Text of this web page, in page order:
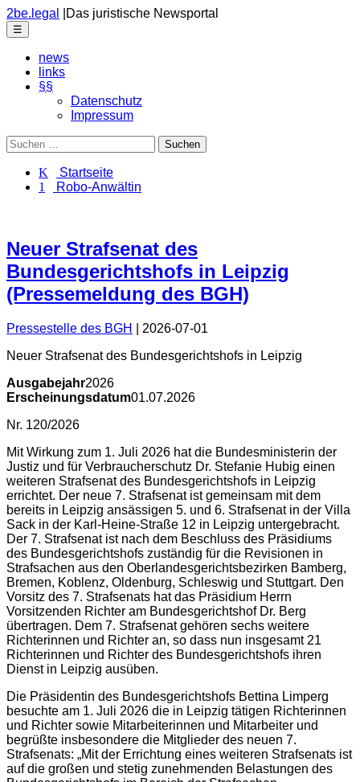
Skip
to
the
content
2be.legal Das juristische Newsportal
☰
news
links
§§
Datenschutz
Impressum
Suchen
nach:
K Startseite
1 Robo-Anwältin
Neuer Strafsenat des
Bundesgerichtshofs in Leipzig
(Pressemeldung des BGH)
Pressestelle des BGH
2026-07-01
Neuer Strafsenat des Bundesgerichtshofs in Leipzig
Ausgabejahr2026
Erscheinungsdatum01.07.2026
Nr. 120/2026
Mit Wirkung zum 1. Juli 2026 hat die Bundesministerin der
Justiz und für Verbraucherschutz Dr. Stefanie Hubig einen
weiteren Strafsenat des Bundesgerichtshofs in Leipzig
errichtet. Der neue 7. Strafsenat ist gemeinsam mit dem
bereits in Leipzig ansässigen 5. und 6. Strafsenat in der Villa
Sack in der Karl-Heine-Straße 12 in Leipzig untergebracht.
Der 7. Strafsenat ist nach dem Beschluss des Präsidiums
des Bundesgerichtshofs zuständig für die Revisionen in
Strafsachen aus den Oberlandesgerichtsbezirken Bamberg,
Bremen, Koblenz, Oldenburg, Schleswig und Stuttgart. Den
Vorsitz des 7. Strafsenats hat das Präsidium Herrn
Vorsitzenden Richter am Bundesgerichtshof Dr. Berg
übertragen. Dem 7. Strafsenat gehören sechs weitere
Richterinnen und Richter an, so dass nun insgesamt 21
Richterinnen und Richter des Bundesgerichtshofs ihren
Dienst in Leipzig ausüben.
Die Präsidentin des Bundesgerichtshofs Bettina Limperg
besuchte am 1. Juli 2026 die in Leipzig tätigen Richterinnen
und Richter sowie Mitarbeiterinnen und Mitarbeiter und
begrüßte insbesondere die Mitglieder des neuen 7.
Strafsenats: „Mit der Errichtung eines weiteren Strafsenats ist
auf die großen und stetig zunehmenden Belastungen des